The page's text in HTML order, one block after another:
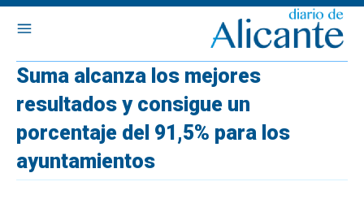
Suma alcanza los mejores
resultados y consigue un
porcentaje del 91,5% para los
ayuntamientos